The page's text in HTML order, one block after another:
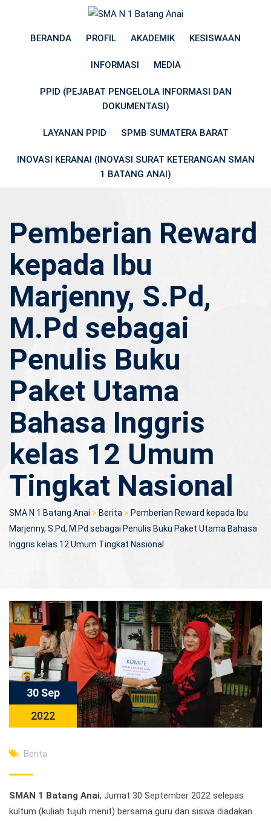
contentBERANDA PROFIL AKADEMIK KESISWAAN
INFORMASI MEDIA
PPID (PEJABAT PENGELOLA INFORMASI DAN
DOKUMENTASI)
LAYANAN PPID SPMB SUMATERA BARAT
INOVASI KERANAI (INOVASI SURAT KETERANGAN SMAN
1 BATANG ANAI)
Pemberian Reward
kepada Ibu
Marjenny, S.Pd,
M.Pd sebagai
Penulis Buku
Paket Utama
Bahasa Inggris
kelas 12 Umum
Tingkat Nasional
SMA N 1 Batang Anai > Berita > Pemberian Reward kepada Ibu
Marjenny, S.Pd, M.Pd sebagai Penulis Buku Paket Utama Bahasa
Inggris kelas 12 Umum Tingkat Nasional
30 Sep
2022
Berita
SMAN 1 Batang Anai, Jumat 30 September 2022 selepas
kultum (kuliah tujuh menit) bersama guru dan siswa diadakan